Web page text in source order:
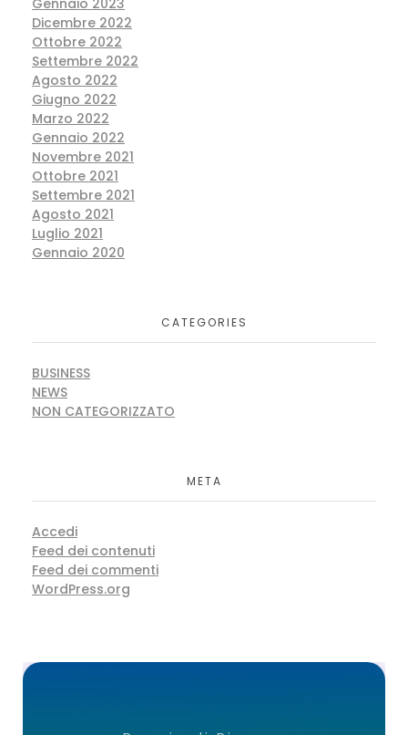
Dicembre 2022
Ottobre 2022
Settembre 2022
Agosto 2022
Giugno 2022
Marzo 2022
Gennaio 2022
Novembre 2021
Ottobre 2021
Settembre 2021
Agosto 2021
Luglio 2021
Gennaio 2020
CATEGORIES
BUSINESS
NEWS
NON CATEGORIZZATO
META
Accedi
Feed dei contenuti
Feed dei commenti
WordPress.org